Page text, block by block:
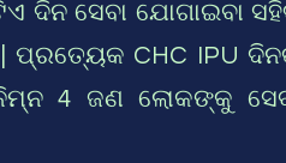
ଦିନ ସେବା ଯୋଗାଇବା
ପ୍ରତ୍ୟେକ CHC IPU
4 ଜଣ ଲୋକଙ୍କୁ